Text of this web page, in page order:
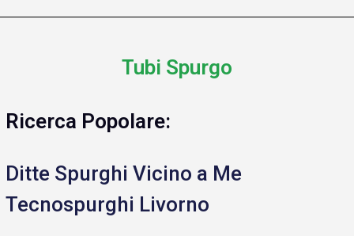
Tubi Spurgo
Ricerca Popolare:
Ditte Spurghi Vicino a Me
Tecnospurghi Livorno